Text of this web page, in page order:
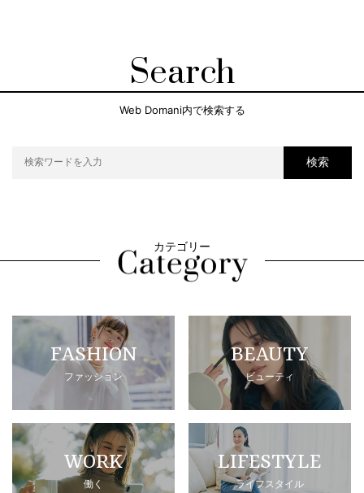
Search
Web Domani内で検索する
検索
カテゴリー
FASHION
ファッション
BEAUTY
ビューティ
WORK
働く
LIFESTYLE
ライフスタイル